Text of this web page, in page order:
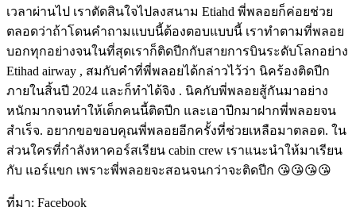
เวลาผ่านไป เราตัดสินใจไปลงสนาม Etiahd พี่พลอยก็ค่อยช่วย
ตลอดว่าถ้าโดนคำถามแบบนี้ต้องตอบแบบนี้ เราทำตามที่พลอย
บอกทุกอย่างจนในที่สุดเราก็ติดปีกกับสายการบินระดับโลกอย่าง
Etihad airway , สมกับคำที่พี่พลอยได้กล่าวไว้ว่า นิคร้องติดปีก
ภายในสิ้นปี 2024 และก็ทำได้จิง . นิคกับพี่พลอยสู้กันมาอย่าง
หนักมากจนทำให้เด็กคนนี้ติดปีก และเอาปีกมาฝากพี่พลอยจน
สำเร็จ. อยากขอขอบคุณพี่พลอยอีกครั้งที่ช่วยเหลือมาตลอด. ใน
ส่วนใครที่กำลังหาคอร์สเรียน cabin crew เราแนะนำให้มาเรียน
กับ แอร์แขก เพราะพี่พลอยจะสอนจนกว่าจะติดปีก 😘😘😘😘
ที่มา: Facebook